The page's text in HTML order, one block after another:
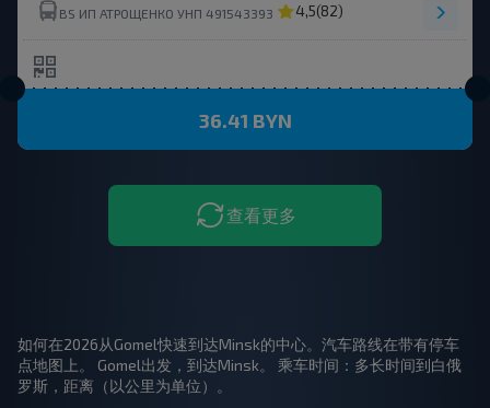
BS ИП АТРОЩЕНКО УНП 491543393 4,5(82)
36.41 BYN
查看更多
如何在2026从Gomel快速到达Minsk的中心。汽车路线在带有停车
点地图上。 Gomel出发，到达Minsk。 乘车时间：多长时间到白俄
罗斯，距离（以公里为单位）。